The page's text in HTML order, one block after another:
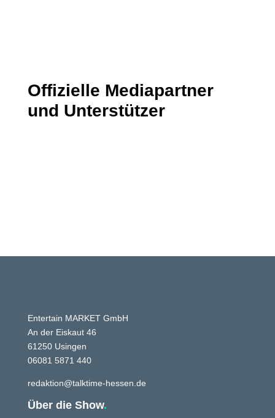
Offizielle Mediapartner
und Unterstützer
Entertain MARKET GmbH
An der Eiskaut 46
61250 Usingen
06081 5871 440
redaktion@talktime-hessen.de
Über die Show.